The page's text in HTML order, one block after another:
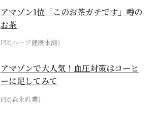
アマゾン1位「このお茶ガチです」噂の
お茶
PR(ハーブ健康本舗)
アマゾンで大人気！血圧対策はコーヒ
ーに足してみて
PR(森永乳業)